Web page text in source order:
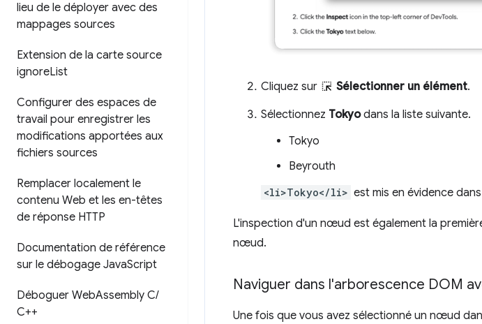
lieu de le déployer avec des
mappages sources
Extension de la carte source
ignoreList
Configurer des espaces de
travail pour enregistrer les
modifications apportées aux
fichiers sources
Remplacer localement le
contenu Web et les en-têtes
de réponse HTTP
Documentation de référence
sur le débogage JavaScript
Déboguer WebAssembly C/
C++
Cliquez sur Sélectionner un élément.
Sélectionnez Tokyodans la liste suivante.
Tokyo
Beyrouth
<li>Tokyo</li> est mis en évidence
L'inspection d'un nœud est également la
nœud.
Naviguer dans l'arborescence DOM
Une fois que vous avez sélectionné un nœud